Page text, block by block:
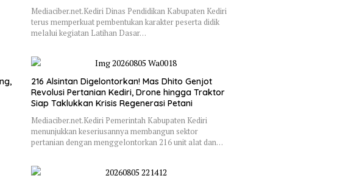
Mediaciber.net.Kediri Dinas Pendidikan Kabupaten Kediri
terus memperkuat pembentukan karakter peserta didik
melalui kegiatan Latihan Dasar…
216 Alsintan Digelontorkan! Mas Dhito Genjot
Revolusi Pertanian Kediri, Drone hingga Traktor
Siap Taklukkan Krisis Regenerasi Petani
Mediaciber.net.Kediri Pemerintah Kabupaten Kediri
menunjukkan keseriusannya membangun sektor
pertanian dengan menggelontorkan 216 unit alat dan…